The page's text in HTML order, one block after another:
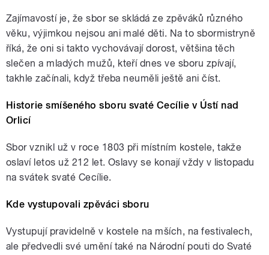
Zajímavostí je, že sbor se skládá ze zpěváků různého
věku, výjimkou nejsou ani malé děti. Na to sbormistryně
říká, že oni si takto vychovávají dorost, většina těch
slečen a mladých mužů, kteří dnes ve sboru zpívají,
takhle začínali, když třeba neuměli ještě ani číst.
Historie smíšeného sboru svaté Cecílie v Ústí nad
Orlicí
Sbor vznikl už v roce 1803 při místním kostele, takže
oslaví letos už 212 let. Oslavy se konají vždy v listopadu
na svátek svaté Cecílie.
Kde vystupovali zpěváci sboru
Vystupují pravidelně v kostele na mších, na festivalech,
ale předvedli své umění také na Národní pouti do Svaté